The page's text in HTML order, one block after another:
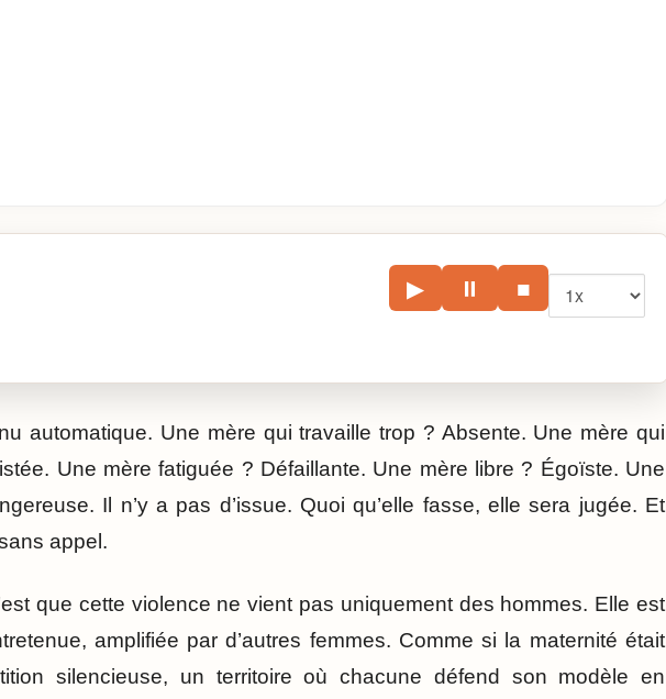
▶ ⏸ ■
automatique. Une mère qui travaille trop ? Absente. Une mère qui
Une mère fatiguée ? Défaillante. Une mère libre ? Égoïste. Une
Il n’y a pas d’issue. Quoi qu’elle fasse, elle sera jugée. Et
appel.
que cette violence ne vient pas uniquement des hommes. Elle est
amplifiée par d’autres femmes. Comme si la maternité était
silencieuse, un territoire où chacune défend son modèle en